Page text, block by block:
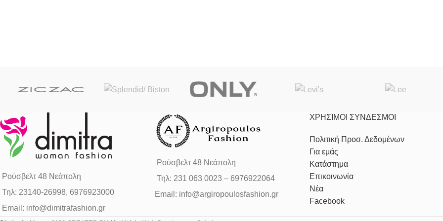
Ρούσβελτ 48 Νεάπολη
Τηλ: 23140-26998, 6976923000
Email: info@dimitrafashion.gr
Ρούσβελτ 48 Νεάπολη
Τηλ: 231 063 0023 – 6976922064
Email: info@argiropoulosfashion.gr
ΧΡΗΣΙΜΟΙ ΣΥΝΔΕΣΜΟΙ
Πολιτική Προσ. Δεδομένων
Για εμάς
Κατάστημα
Επικοινωνία
Νέα
Facebook